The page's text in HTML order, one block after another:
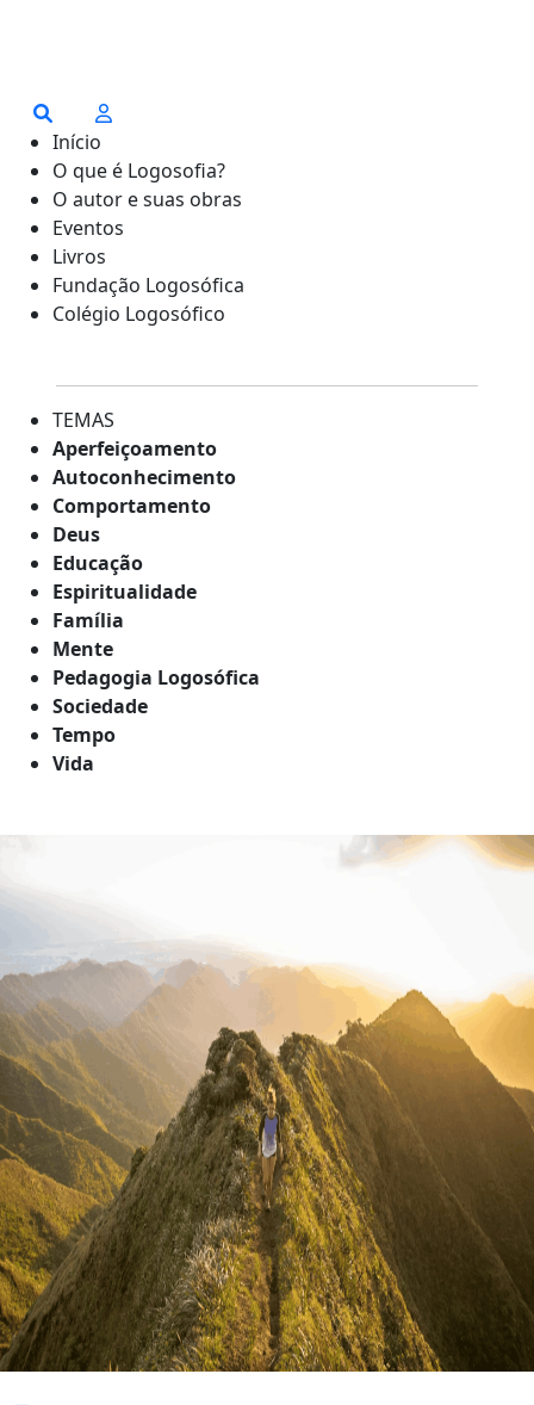
Início
O que é Logosofia?
O autor e suas obras
Eventos
Livros
Fundação Logosófica
Colégio Logosófico
TEMAS
Aperfeiçoamento
Autoconhecimento
Comportamento
Deus
Educação
Espiritualidade
Família
Mente
Pedagogia Logosófica
Sociedade
Tempo
Vida